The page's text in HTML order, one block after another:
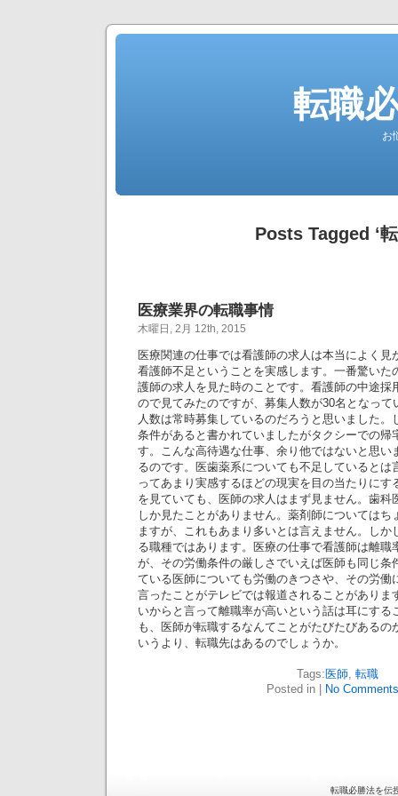
転職
お
Posts Tagged ‘転
医療業界の転職事情
木曜日, 2月 12th, 2015
医療関連の仕事では看護師の求人は本当によく見
看護師不足ということを実感します。一番驚いた
護師の求人を見た時のことです。看護師の中途採
ので見てみたのですが、募集人数が30名となっ
人数は常時募集しているのだろうと思いました。
条件があると書かれていましたがタクシーでの帰
す。こんな高待遇な仕事、余り他ではないと思い
るのです。医歯薬系についても不足しているとは
ってあまり実感するほどの現実を目の当たりにす
を見ていても、医師の求人はまず見ません。歯科
しか見たことがありません。薬剤師についてはち
ますが、これもあまり多いとは言えません。しか
る職種ではあります。医療の仕事で看護師は離職
が、その労働条件の厳しさでいえば医師も同じ条
ている医師についても労働のきつさや、その労働
言ったことがテレビでは報道されることがありま
いからと言って離職率が高いという話は耳にする
も、医師が転職するなんてことがたびたびあるの
いうより、転職先はあるのでしょうか。
Tags:医師, 転職
Posted in |
No
転職必勝法を伝